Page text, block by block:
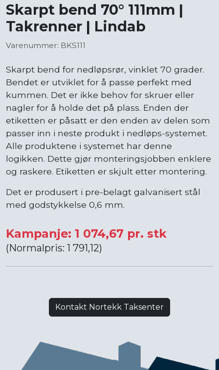
Skarpt bend 70° 111mm |
Takrenner | Lindab
Varenummer: BKS111
Skarpt bend for nedløpsrør, vinklet 70 grader.
Bendet er utviklet for å passe perfekt med
kummen. Det er ikke behov for skruer eller
nagler for å holde det på plass. Enden der
etiketten er påsatt er den enden av delen som
passer inn i neste produkt i nedløps-systemet.
Alle produktene i systemet har denne
logikken. Dette gjør monteringsjobben enklere
og raskere. Etiketten er skjult etter montering.
Det er produsert i pre-belagt galvanisert stål
med godstykkelse 0,6 mm.
Kampanje: 1 074,67 pr. stk
(Normalpris: 1 791,12)
Kontakt Nortekk Taksenter